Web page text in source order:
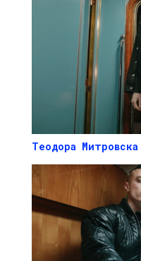
Теодора Митровска